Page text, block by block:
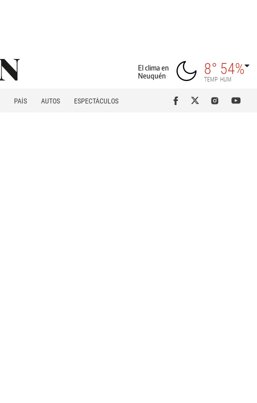
El clima en
Neuquén
8°
TEMP
54%
HUM
PAÍS AUTOS
ESPECTÁCULOS